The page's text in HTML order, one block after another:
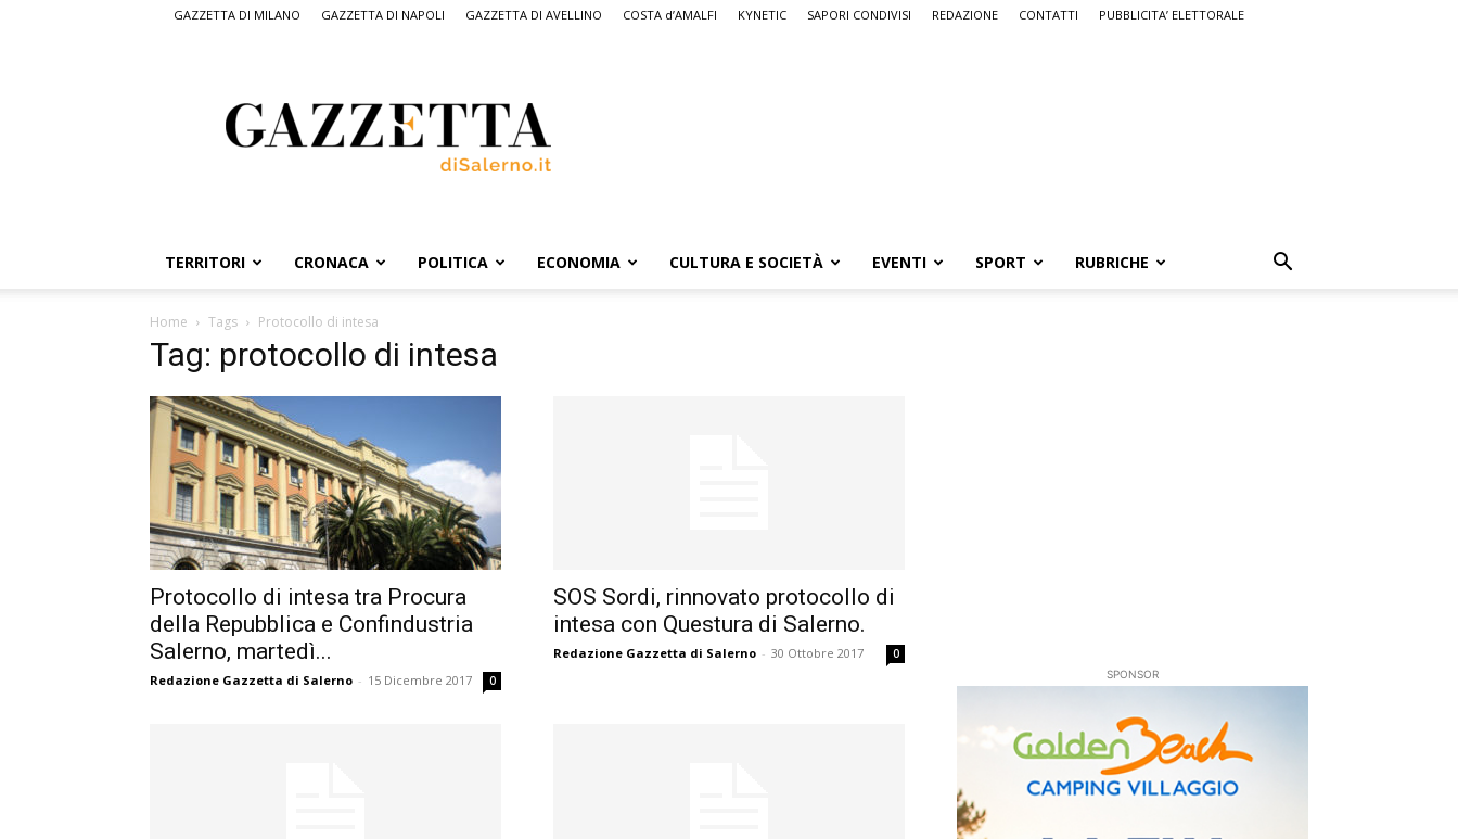
GAZZETTA DI MILANO GAZZETTA DI NAPOLI GAZZETTA DI AVELLINO COSTA d’AMALFI KYNETIC SAPORI CONDIVISI REDAZIONE CONTATTI PUBBLICITA’ ELETTORALE
Salerno,
il
quotidiano
Salerno
TERRITORI CRONACA POLITICA ECONOMIA CULTURA E SOCIETÀ EVENTI SPORT RUBRICHE
Home Tags Protocollo di intesa
Tag: protocollo di intesa
Protocollo di intesa tra Procura
della Repubblica e Confindustria
Salerno, martedì...
Redazione Gazzetta di Salerno - 15 Dicembre 2017 0
SOS Sordi, rinnovato protocollo di
intesa con Questura di Salerno.
Redazione Gazzetta di Salerno - 30 Ottobre 2017 0
SPONSOR